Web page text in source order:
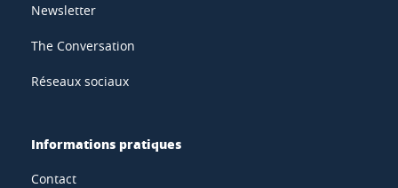
Newsletter
The Conversation
Réseaux sociaux
Informations pratiques
Contact